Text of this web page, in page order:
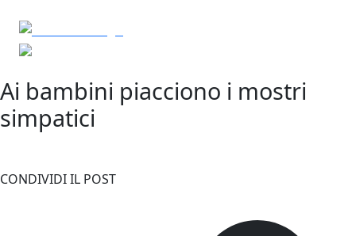
Ai bambini piacciono i mostri
simpatici
CONDIVIDI IL POST